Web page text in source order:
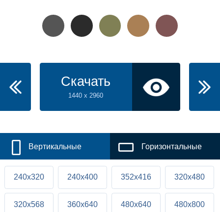
Скачать
1440 x 2960
Вертикальные Горизонтальные
240x320 240x400 352x416 320x480
320x568 360x640 480x640 480x800